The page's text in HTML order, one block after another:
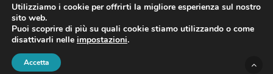
Sfera emotiva
Utilizziamo i cookie per offrirti la migliore esperienza sul nostro
sito web.
Puoi scoprire di più su quali cookie stiamo utilizzando o come
disattivarli nelle impostazioni.
Accetta